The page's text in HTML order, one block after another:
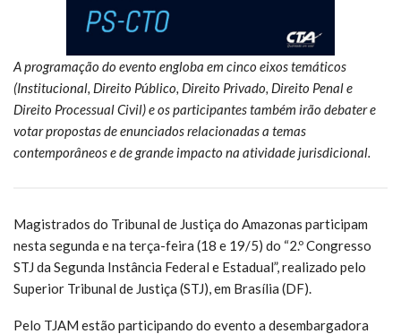
A programação do evento engloba em cinco eixos temáticos
(Institucional, Direito Público, Direito Privado, Direito Penal e
Direito Processual Civil) e os participantes também irão debater e
votar propostas de enunciados relacionadas a temas
contemporâneos e de grande impacto na atividade jurisdicional.
Magistrados do Tribunal de Justiça do Amazonas participam
nesta segunda e na terça-feira (18 e 19/5) do “2.º Congresso
STJ da Segunda Instância Federal e Estadual”, realizado pelo
Superior Tribunal de Justiça (STJ), em Brasília (DF).
Pelo TJAM estão participando do evento a desembargadora